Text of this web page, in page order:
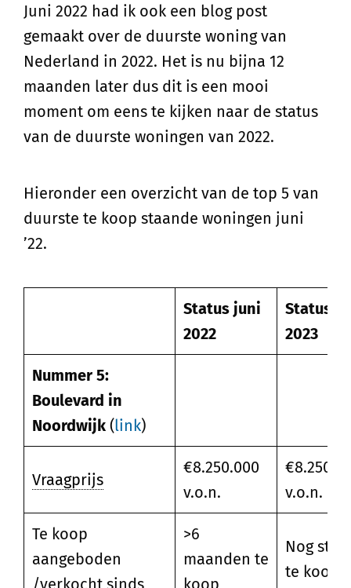
Juni 2022 had ik ook een blog post
gemaakt over de duurste woning van
Nederland in 2022. Het is nu bijna 12
maanden later dus dit is een mooi
moment om eens te kijken naar de status
van de duurste woningen van 2022.
Hieronder een overzicht van de top 5 van
duurste te koop staande woningen juni
’22.
Status juni
2022
Status
2023
Nummer 5:
Boulevard in
Noordwijk (link)
Vraagprijs
€8.250.000
v.o.n.
v.o.n.
Te koop
aangeboden
/verkocht sinds
>6
maanden te
koop
Nog
te koop